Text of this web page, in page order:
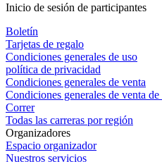
Inicio de sesión de participantes
Boletín
Tarjetas de regalo
Condiciones generales de uso
política de privacidad
Condiciones generales de venta
Condiciones generales de venta
Correr
Todas las carreras por región
Organizadores
Espacio organizador
Nuestros servicios